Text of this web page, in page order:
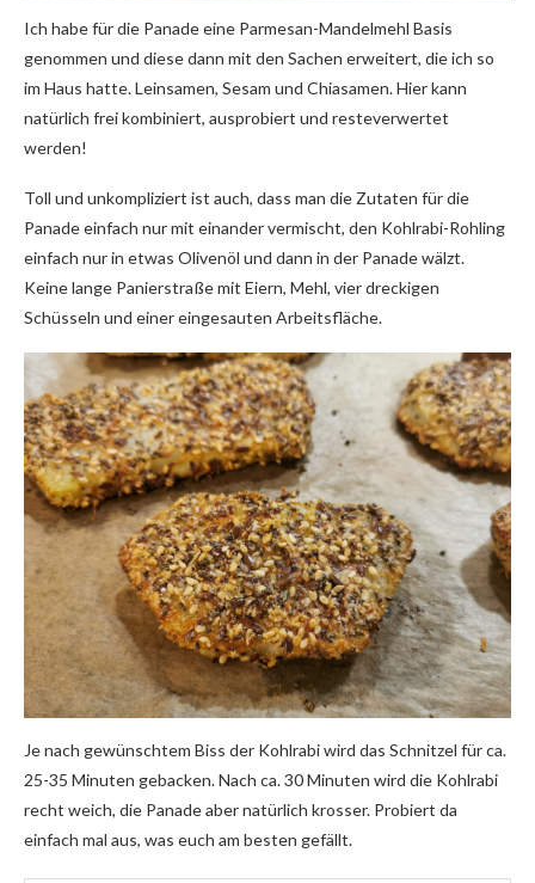
Ich habe für die Panade eine Parmesan-Mandelmehl Basis
genommen und diese dann mit den Sachen erweitert, die ich so
im Haus hatte. Leinsamen, Sesam und Chiasamen. Hier kann
natürlich frei kombiniert, ausprobiert und resteverwertet
werden!
Toll und unkompliziert ist auch, dass man die Zutaten für die
Panade einfach nur mit einander vermischt, den Kohlrabi-Rohling
einfach nur in etwas Olivenöl und dann in der Panade wälzt.
Keine lange Panierstraße mit Eiern, Mehl, vier dreckigen
Schüsseln und einer eingesauten Arbeitsfläche.
Je nach gewünschtem Biss der Kohlrabi wird das Schnitzel für ca.
25-35 Minuten gebacken. Nach ca. 30 Minuten wird die Kohlrabi
recht weich, die Panade aber natürlich krosser. Probiert da
einfach mal aus, was euch am besten gefällt.